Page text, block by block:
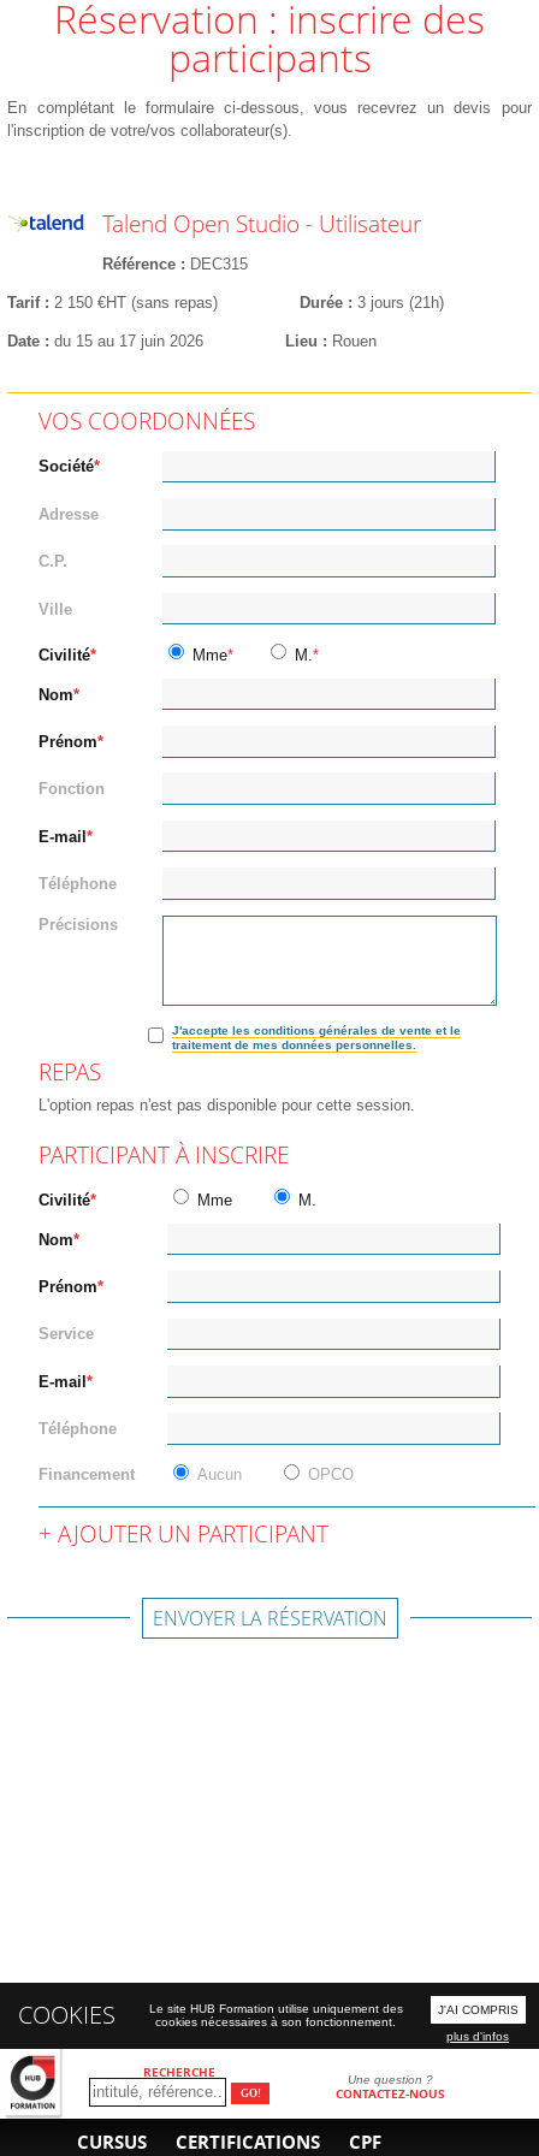
RECHERCHE Une question ?
CONTACTEZ-NOUS
CURSUS CERTIFICATIONS CPF
Réservation : inscrire des
participants
En complétant le formulaire ci-dessous, vous recevrez un devis pour
l'inscription de votre/vos collaborateur(s).
Talend Open Studio - Utilisateur
Référence DEC315
Tarif 2 150 €HT (sans repas) Durée 3 jours (21h)
Date du 15 au 17 juin 2026 Lieu Rouen
VOS COORDONNÉES
Société
Adresse
C.P.
Ville
Civilité Mme M.
Nom
Prénom
Fonction
E-mail
Téléphone
Précisions
J'accepte les conditions générales de vente et le
traitement de mes données personnelles.
REPAS
L'option repas n'est pas disponible pour cette session.
PARTICIPANT À INSCRIRE
Civilité Mme M.
Nom
Prénom
Service
E-mail
Téléphone
Financement Aucun OPCO
AJOUTER UN PARTICIPANT
ENVOYER LA RÉSERVATION
COOKIES
Le site HUB Formation utilise uniquement des
cookies nécessaires à son fonctionnement.
J'AI COMPRIS
plus d'infos